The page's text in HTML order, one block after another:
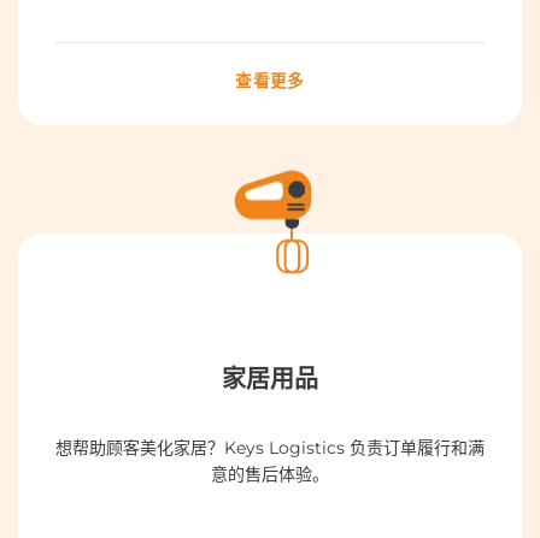
查看更多
家居用品
想帮助顾客美化家居？Keys Logistics 负责订单履行和满
意的售后体验。